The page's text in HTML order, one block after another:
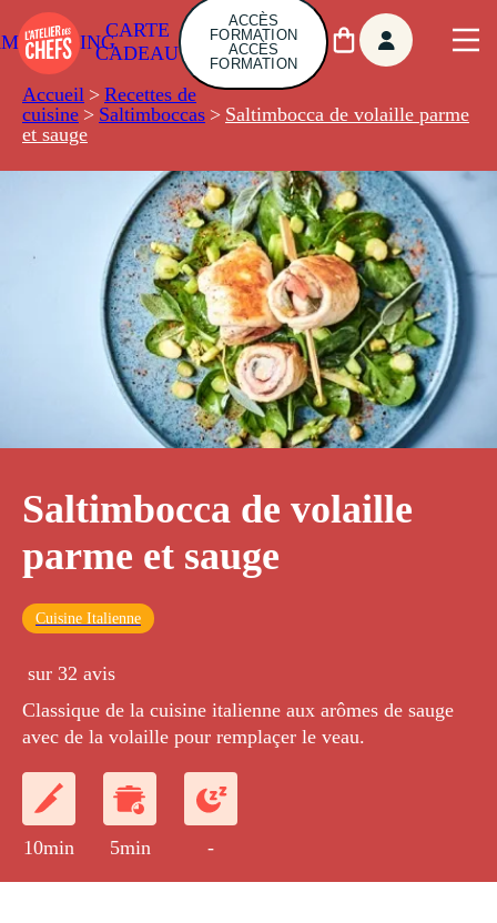
CARTE
CADEAU
ACCÈS
FORMATION
ACCÈS
FORMATION
Accueil > Recettes de
cuisine > Saltimboccas > Saltimbocca de volaille parme
et sauge
Saltimbocca de volaille
parme et sauge
Cuisine Italienne
sur 32 avis
Classique de la cuisine italienne aux arômes de sauge
avec de la volaille pour remplaçer le veau.
10min 5min -